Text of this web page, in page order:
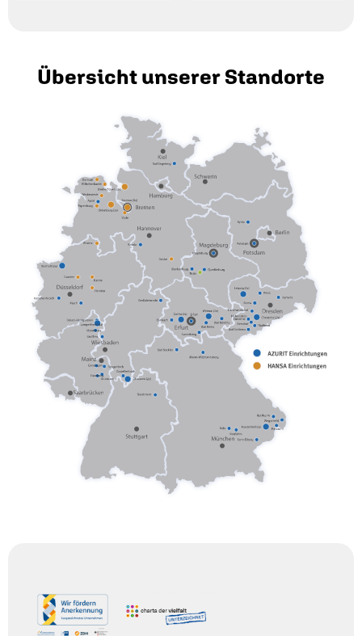
Übersicht unserer Standorte